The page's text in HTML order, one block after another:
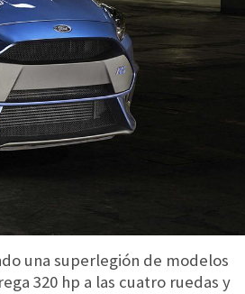
una superlegión de modelos
320 hp a las cuatro ruedas y